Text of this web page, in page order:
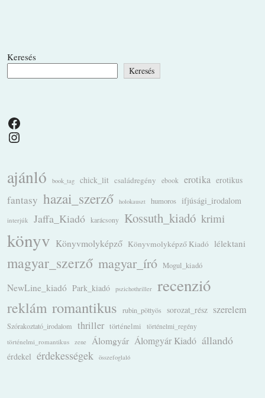
Keresés
Keresés
Facebook
Instagram
ajánló book_tag chick_lit családregény ebook erotika erotikus
fantasy hazai_szerző holokauszt humoros ifjúsági_irodalom
interjúk Jaffa_Kiadó karácsony Kossuth_kiadó krimi
könyv Könyvmolyképző Könyvmolyképző Kiadó lélektani
magyar_szerző magyar_író Mogul_kiadó
NewLine_kiadó Park_kiadó pszichothriller recenzió
reklám romantikus rubin_pöttyös sorozat_rész szerelem
Szórakoztató_irodalom thriller történelmi
történelmi_regény
történelmi_romantikus
zene Álomgyár Álomgyár Kiadó állandó
érdekel érdekességek összefoglaló